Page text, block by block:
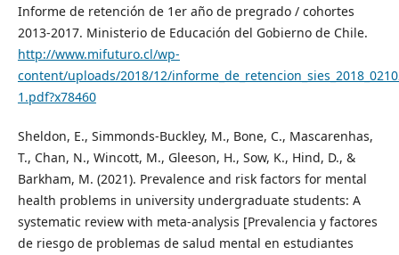
Informe de retención de 1er año de pregrado / cohortes
2013-2017. Ministerio de Educación del Gobierno de Chile.
http://www.mifuturo.cl/wp-
content/uploads/2018/12/
1.pdf?x78460
Sheldon, E., Simmonds-Buckley, M., Bone, C., Mascarenhas,
T., Chan, N., Wincott, M., Gleeson, H., Sow, K., Hind, D., &
Barkham, M. (2021). Prevalence and risk factors for mental
health problems in university undergraduate students: A
systematic review with meta-analysis [Prevalencia y factores
de riesgo de problemas de salud mental en estudiantes